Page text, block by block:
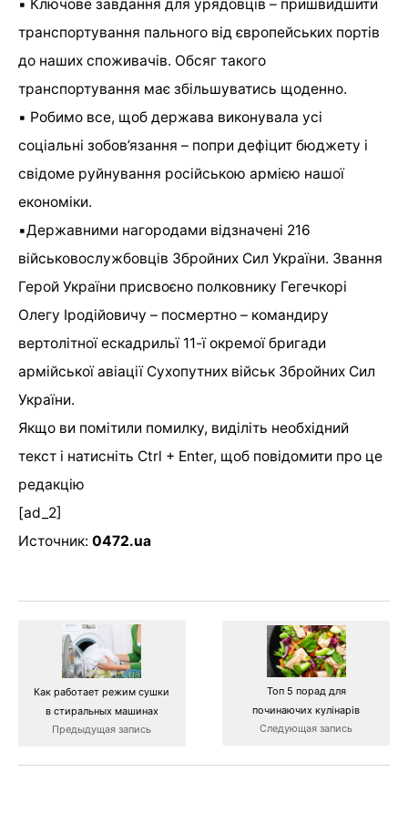
▪️ Ключове завдання для урядовців – пришвидшити
транспортування пального від європейських портів
до наших споживачів. Обсяг такого
транспортування має збільшуватись щоденно.
▪️ Робимо все, щоб держава виконувала усі
соціальні зобов’язання – попри дефіцит бюджету і
свідоме руйнування російською армією нашої
економіки.
▪️Державними нагородами відзначені 216
військовослужбовців Збройних Сил України. Звання
Герой України присвоєно полковнику Гегечкорі
Олегу Іродійовичу – посмертно – командиру
вертолітної ескадрильї 11-ї окремої бригади
армійської авіації Сухопутних військ Збройних Сил
України.
Якщо ви помітили помилку, виділіть необхідний
текст і натисніть Ctrl + Enter, щоб повідомити про це
редакцію
[ad_2]
Источник: 0472.ua
Как работает режим сушки
в стиральных машинах
Предыдущая запись
Топ 5 порад для
починаючих кулінарів
Следующая запись